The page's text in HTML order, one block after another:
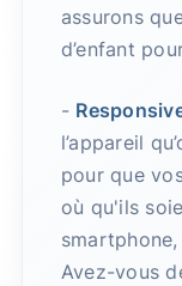
assurons
d’enfant
-
l’appareil
pour que
où qu'ils
Avez-vous